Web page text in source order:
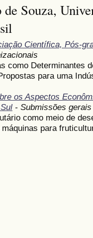
Souza,
Científica, Pós-
como Determinantes
para uma
os Aspectos
- Submissões gerais
como meio de
para